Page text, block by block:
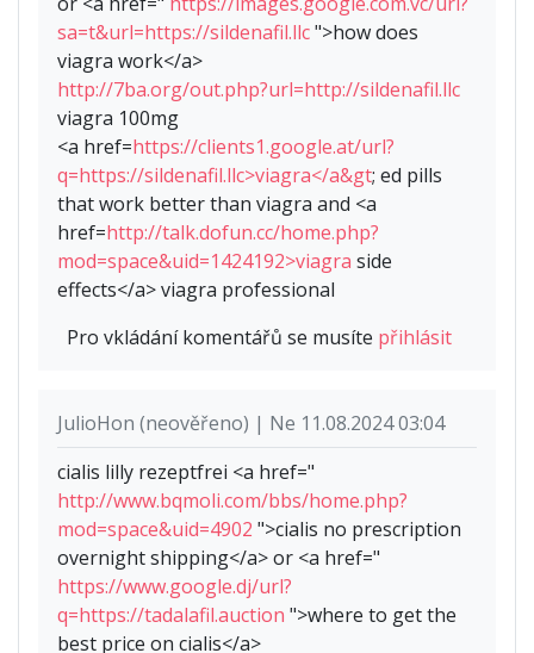
sa=t&url=https://sildenafil.llc">how does
viagra work</a>
http://7ba.org/out.php?url=http://sildenafil.llc
viagra 100mg
<a href=https://clients1.google.at/url?
q=https://sildenafil.llc>viagra</a&gt; ed pills
that work better than viagra and <a
href=http://talk.dofun.cc/home.php?
mod=space&uid=1424192>viagra side
effects</a> viagra professional
Pro vkládání komentářů se musíte přihlásit
JulioHon (neověřeno) | Ne 11.08.2024 03:04
cialis lilly rezeptfrei <a href="
http://www.bqmoli.com/bbs/home.php?
mod=space&uid=4902 ">cialis no prescription
overnight shipping</a> or <a href="
https://www.google.dj/url?
q=https://tadalafil.auction ">where to get the
best price on cialis</a>